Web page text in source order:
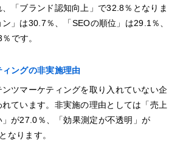
「ブランド認知向上」で32.8％となりま
」は30.7％、「SEOの順位」は29.1％、
です。
ングの非実施理由
ツマーケティングを取り入れていない企
ています。非実施の理由としては「売上
が27.0％、「効果測定が不透明」が
なります。